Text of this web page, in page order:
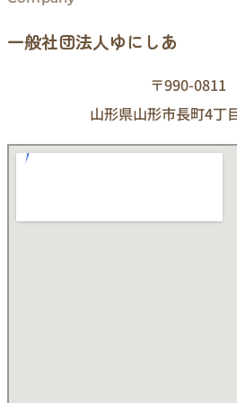
一般社団法人ゆにしあ
〒990-0811
山形県山形市長町4丁